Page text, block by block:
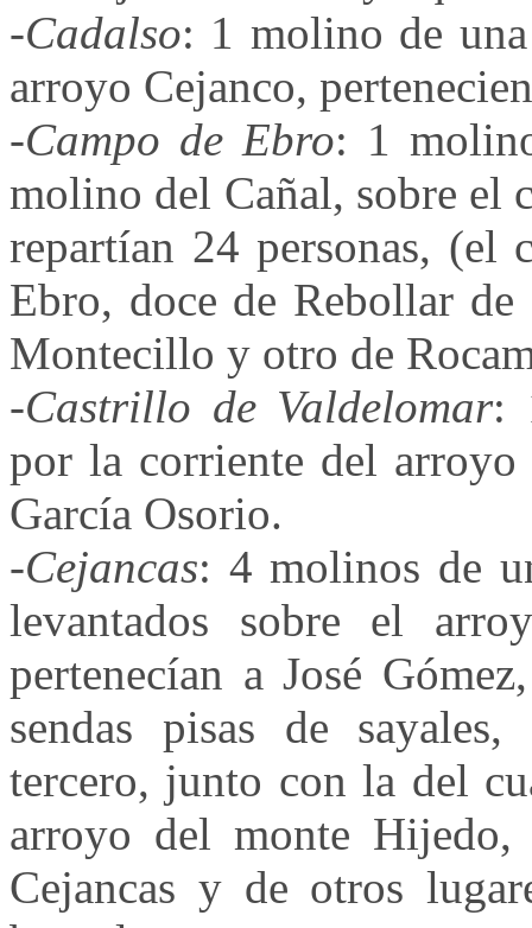
-Cadalso: 1 molino de
arroyo Cejanco,
-Campo de Ebro: 1
molino del Cañal, sobre el
repartían 24 personas, (el
Ebro, doce de Rebollar
Montecillo y otro de
-Castrillo de Valdelomar:
por la corriente del
García Osorio.
-Cejancas: 4 molinos de
levantados sobre el
pertenecían a José
sendas pisas de
tercero, junto con la del
arroyo del monte
Cejancas y de otros